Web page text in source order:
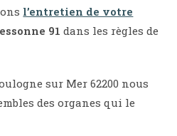
l’entretien de votre
91dans les règles de
sur Mer 62200 nous
des organes qui le